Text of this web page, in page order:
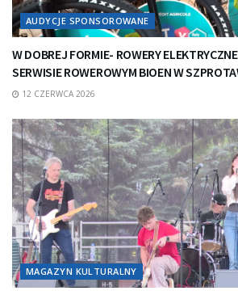
AUDYCJE SPONSOROWANE
W DOBREJ FORMIE- ROWERY
SERWISIE ROWEROWYM BIOEN W
12 CZERWCA 2026
MAGAZYN KULTURALNY